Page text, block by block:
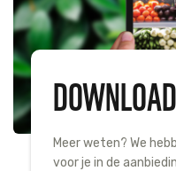
Meer weten? We
voor je in de